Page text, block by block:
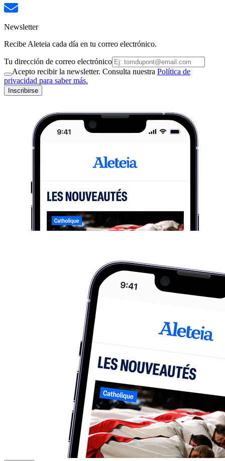
Newsletter
Recibe Aleteia cada día en tu correo electrónico.
Tu dirección de correo electrónico
Acepto recibir la newsletter. Consulta nuestra Política de
privacidad para saber más.
Inscribirse